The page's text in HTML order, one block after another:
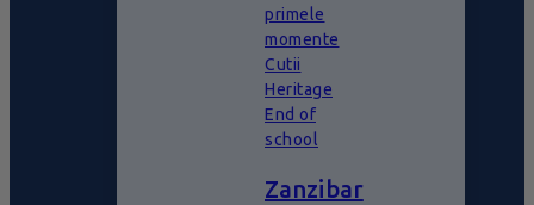
primele
momente
Cutii
Heritage
End of
school
Zanzibar